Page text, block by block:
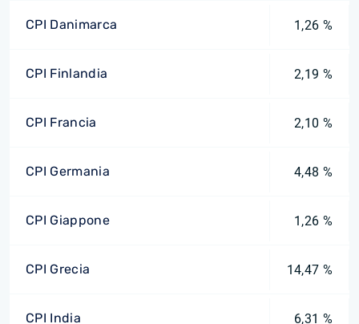
CPI Danimarca 1,26 %
CPI Finlandia 2,19 %
CPI Francia 2,10 %
CPI Germania 4,48 %
CPI Giappone 1,26 %
CPI Grecia 14,47 %
CPI India 6,31 %